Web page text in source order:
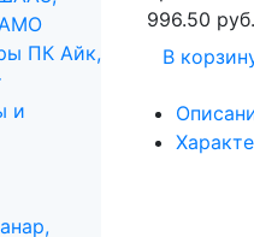
ПК Айк,
и
996.50 руб.
В